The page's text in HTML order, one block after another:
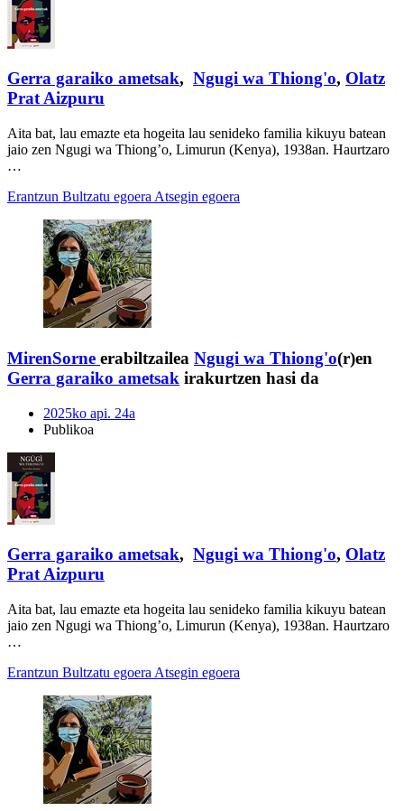
Gerra garaiko ametsak, Ngugi wa Thiong'o, Olatz
Prat Aizpuru
Aita bat, lau emazte eta hogeita lau senideko familia kikuyu batean
jaio zen Ngugi wa Thiong’o, Limurun (Kenya), 1938an. Haurtzaro
…
Erantzun Bultzatu egoera Atsegin egoera
MirenSorne erabiltzailea Ngugi wa Thiong'o(r)en
Gerra garaiko ametsak irakurtzen hasi da
2025ko api. 24a
Publikoa
Gerra garaiko ametsak, Ngugi wa Thiong'o, Olatz
Prat Aizpuru
Aita bat, lau emazte eta hogeita lau senideko familia kikuyu batean
jaio zen Ngugi wa Thiong’o, Limurun (Kenya), 1938an. Haurtzaro
…
Erantzun Bultzatu egoera Atsegin egoera